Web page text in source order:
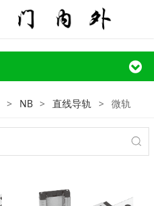
> NB > 直线导轨 > 微轨